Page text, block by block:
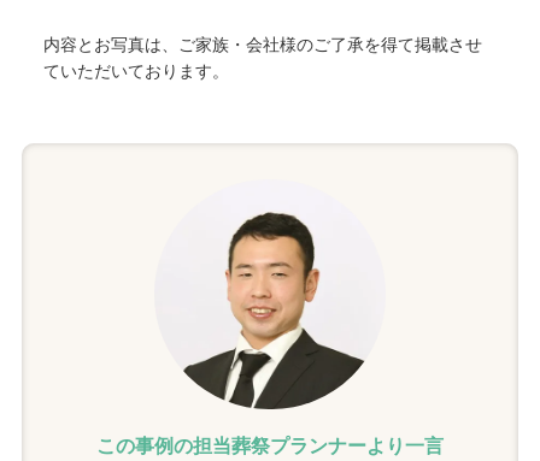
内容とお写真は、ご家族・会社様のご了承を得て掲載させ
ていただいております。
この事例の担当葬祭プランナーより一言